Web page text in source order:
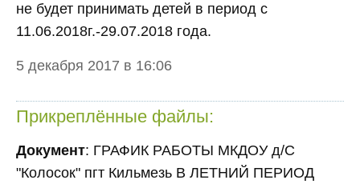
не будет принимать детей в период с
11.06.2018г.-29.07.2018 года.
5 декабря 2017 в 16:06
Прикреплённые файлы:
Документ: ГРАФИК РАБОТЫ МКДОУ д/С
"Колосок" пгт Кильмезь В ЛЕТНИЙ ПЕРИОД